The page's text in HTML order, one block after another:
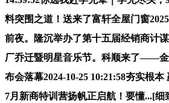
料突围之道！送来了富轩全屋门窗
前夜。隆沉举办了第十五届经销商计
厂乔迁暨明星音乐节。科顺来了——
布会落幕2024-10-25 10:21:58夯实根
7月新商特训营扬帆正启航！要懂...[细